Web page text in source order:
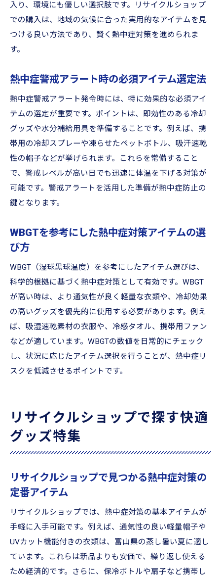
富山県で人気の携帯可能な熱中症対策アイ
グッズ
身近なリサイクルショップ活用実践ガイド
リサイクルショップで手軽に始める熱中症
対策
熱中症対策アイテムを賢く選ぶリサイクル
術
リサイクルショップで見つける快適グッズ
の実用例
熱中症対策とリサイクル品活用のメリット
身近なリサイクルショップでの熱中症対策
地域リサイクルショップを活用した熱中症
対策法
熱中症警戒アラート時の効果的な対策方法
熱中症警戒アラート発令時の行動チェック
リスト
リサイクルショップで準備する熱中症対策
熱中症対策のためのアラート時持ち物準備
法
富山県の気候に合う熱中症対策の工夫と知恵
富山県の気候を考慮した熱中症対策の工夫
地域特有の暑さに対応する熱中症対策方法
熱中症対策普及団体の知恵を暮らしに活か
す
リサイクルショップで揃える気候対応グッ
ズ
入り、環境にも優しい選択肢です。リサイクルショップ
での購入は、地域の気候に合った実用的なアイテムを見
つける良い方法であり、賢く熱中症対策を進められま
す。
熱中症警戒アラート時の必須アイテム選定法
熱中症警戒アラート発令時には、特に効果的な必須アイ
テムの選定が重要です。ポイントは、即効性のある冷却
グッズや水分補給用具を準備することです。例えば、携
帯用の冷却スプレーや凍らせたペットボトル、吸汗速乾
性の帽子などが挙げられます。これらを常備すること
で、警戒レベルが高い日でも迅速に体温を下げる対策が
可能です。警戒アラートを活用した準備が熱中症防止の
鍵となります。
WBGTを参考にした熱中症対策アイテムの選
び方
WBGT（湿球黒球温度）を参考にしたアイテム選びは、
科学的根拠に基づく熱中症対策として有効です。WBGT
が高い時は、より通気性が良く軽量な衣類や、冷却効果
の高いグッズを優先的に使用する必要があります。例え
ば、吸湿速乾素材の衣服や、冷感タオル、携帯用ファン
などが適しています。WBGTの数値を日常的にチェック
し、状況に応じたアイテム選択を行うことが、熱中症リ
スクを低減させるポイントです。
リサイクルショップで探す快適
グッズ特集
リサイクルショップで見つかる熱中症対策の
定番アイテム
リサイクルショップでは、熱中症対策の基本アイテムが
手軽に入手可能です。例えば、通気性の良い軽量帽子や
UVカット機能付きの衣類は、富山県の蒸し暑い夏に適し
ています。これらは新品よりも安価で、繰り返し使える
ため経済的です。さらに、保冷ボトルや扇子など携帯し